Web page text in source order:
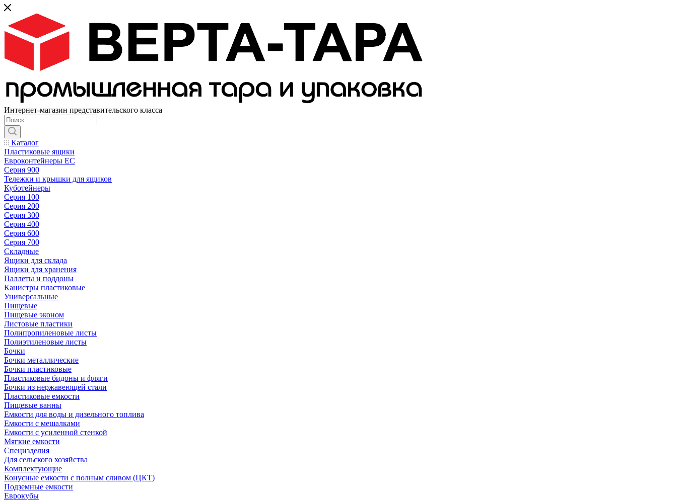
Интернет-магазин представительского класса
Каталог
Пластиковые ящики
Евроконтейнеры ЕС
Серия 900
Тележки и крышки для ящиков
Куботейнеры
Серия 100
Серия 200
Серия 300
Серия 400
Серия 600
Серия 700
Складные
Ящики для склада
Ящики для хранения
Паллеты и поддоны
Канистры пластиковые
Универсальные
Пищевые
Пищевые эконом
Листовые пластики
Полипропиленовые листы
Полиэтиленовые листы
Бочки
Бочки металлические
Бочки пластиковые
Пластиковые бидоны и фляги
Бочки из нержавеющей стали
Пластиковые емкости
Пищевые ванны
Емкости для воды и дизельного топлива
Емкости с мешалками
Емкости с усиленной стенкой
Мягкие емкости
Специзделия
Для сельского хозяйства
Комплектующие
Конусные емкости с полным сливом (ЦКТ)
Подземные емкости
Еврокубы